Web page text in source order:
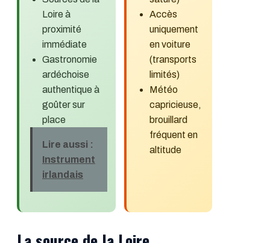
Loire à
proximité
immédiate
Gastronomie
ardéchoise
authentique à
goûter sur
place
Lire aussi :
Instrument
irlandais
Accès
uniquement
en voiture
(transports
limités)
Météo
capricieuse,
brouillard
fréquent en
altitude